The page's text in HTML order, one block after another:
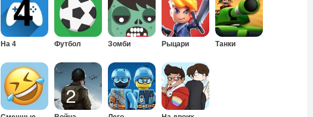
На 4 Футбол Зомби Рыцари Танки